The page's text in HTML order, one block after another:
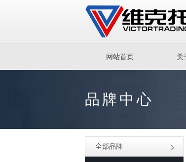
网站首页 关
品牌中心
全部品牌